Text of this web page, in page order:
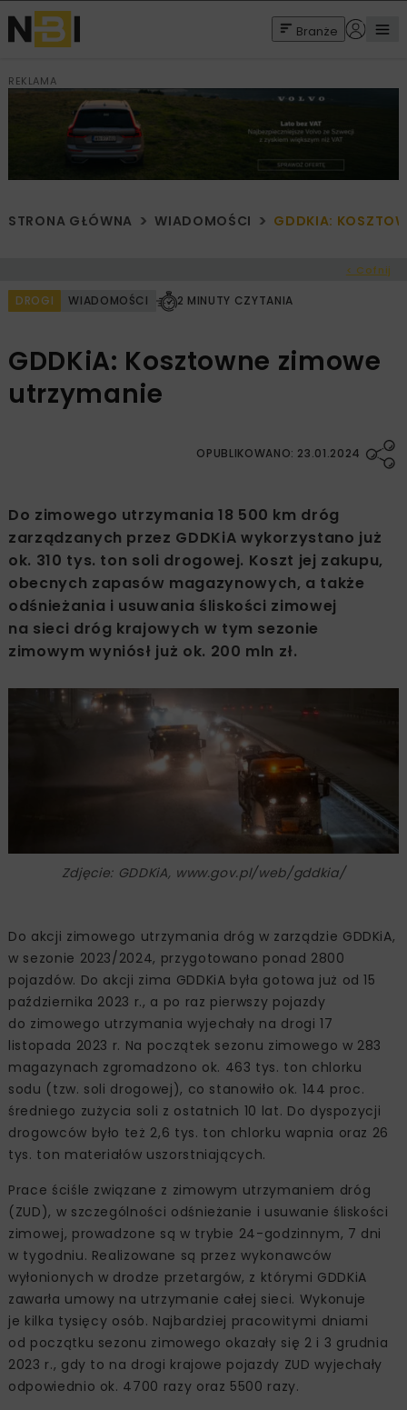
Branże
REKLAMA
STRONA GŁÓWNA WIADOMOŚCI GDDKIA:
< Cofnij
DROGI WIADOMOŚCI 2 MINUTY CZYTANIA
GDDKiA: Kosztowne zimowe
utrzymanie
OPUBLIKOWANO: 23.01.2024
Do zimowego utrzymania 18 500 km dróg
zarządzanych przez GDDKiA wykorzystano już
ok. 310 tys. ton soli drogowej. Koszt jej zakupu,
obecnych zapasów magazynowych, a także
odśnieżania i usuwania śliskości zimowej
na sieci dróg krajowych w tym sezonie
zimowym wyniósł już ok. 200 mln zł.
Zdjęcie: GDDKiA, www.gov.pl/web/gddkia/
Do akcji zimowego utrzymania dróg w zarządzie GDDKiA,
w sezonie 2023/2024, przygotowano ponad 2800
pojazdów. Do akcji zima GDDKiA była gotowa już od 15
października 2023 r., a po raz pierwszy pojazdy
do zimowego utrzymania wyjechały na drogi 17
listopada 2023 r. Na początek sezonu zimowego w 283
magazynach zgromadzono ok. 463 tys. ton chlorku
sodu (tzw. soli drogowej), co stanowiło ok. 144 proc.
średniego zużycia soli z ostatnich 10 lat. Do dyspozycji
drogowców było też 2,6 tys. ton chlorku wapnia oraz 26
tys. ton materiałów uszorstniających.
Prace ściśle związane z zimowym utrzymaniem dróg
(ZUD), w szczególności odśnieżanie i usuwanie śliskości
zimowej, prowadzone są w trybie 24-godzinnym, 7 dni
w tygodniu. Realizowane są przez wykonawców
wyłonionych w drodze przetargów, z którymi GDDKiA
zawarła umowy na utrzymanie całej sieci. Wykonuje
je kilka tysięcy osób. Najbardziej pracowitymi dniami
od początku sezonu zimowego okazały się 2 i 3 grudnia
2023 r., gdy to na drogi krajowe pojazdy ZUD wyjechały
odpowiednio ok. 4700 razy oraz 5500 razy.